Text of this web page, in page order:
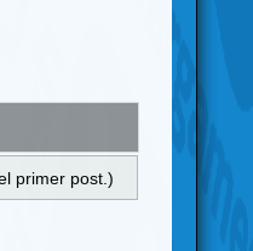
primer post.)